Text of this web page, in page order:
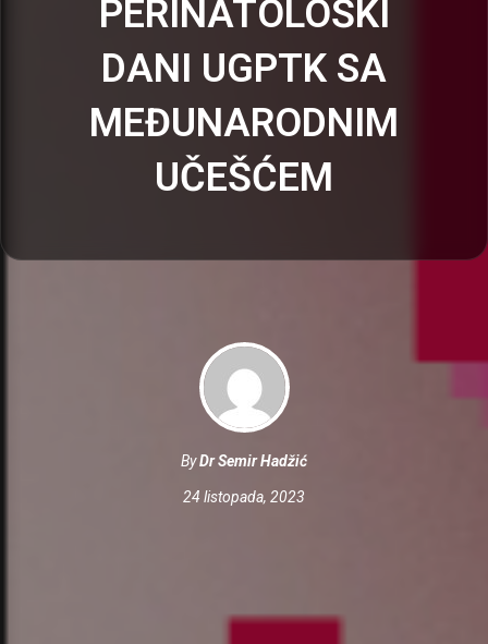
PERINATOLOŠKI
DANI UGPTK SA
MEĐUNARODNIM
UČEŠĆEM
ByDr Semir Hadžić
24 listopada, 2023